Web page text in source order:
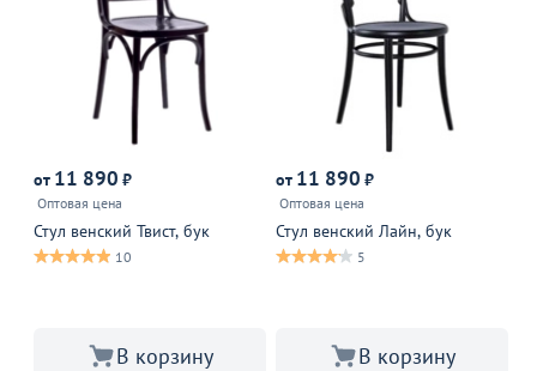
от 11 890 ₽
Оптовая цена
Стул венский Твист, бук
10
В корзину
от 11 890 ₽
Оптовая цена
Стул венский Лайн, бук
5
В корзину